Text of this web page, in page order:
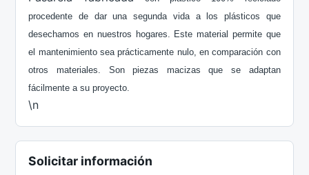
procedente de dar una segunda vida a los plásticos que
desechamos en nuestros hogares. Este material permite que
el mantenimiento sea prácticamente nulo, en comparación con
otros materiales. Son piezas macizas que se adaptan
fácilmente a su proyecto.
\n
Solicitar información